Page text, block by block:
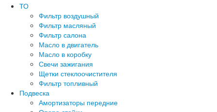
ТО
Фильтр воздушный
Фильтр масляный
Фильтр салона
Масло в двигатель
Масло в коробку
Свечи зажигания
Щетки стеклоочистителя
Фильтр топливный
Подвеска
Амортизаторы передние